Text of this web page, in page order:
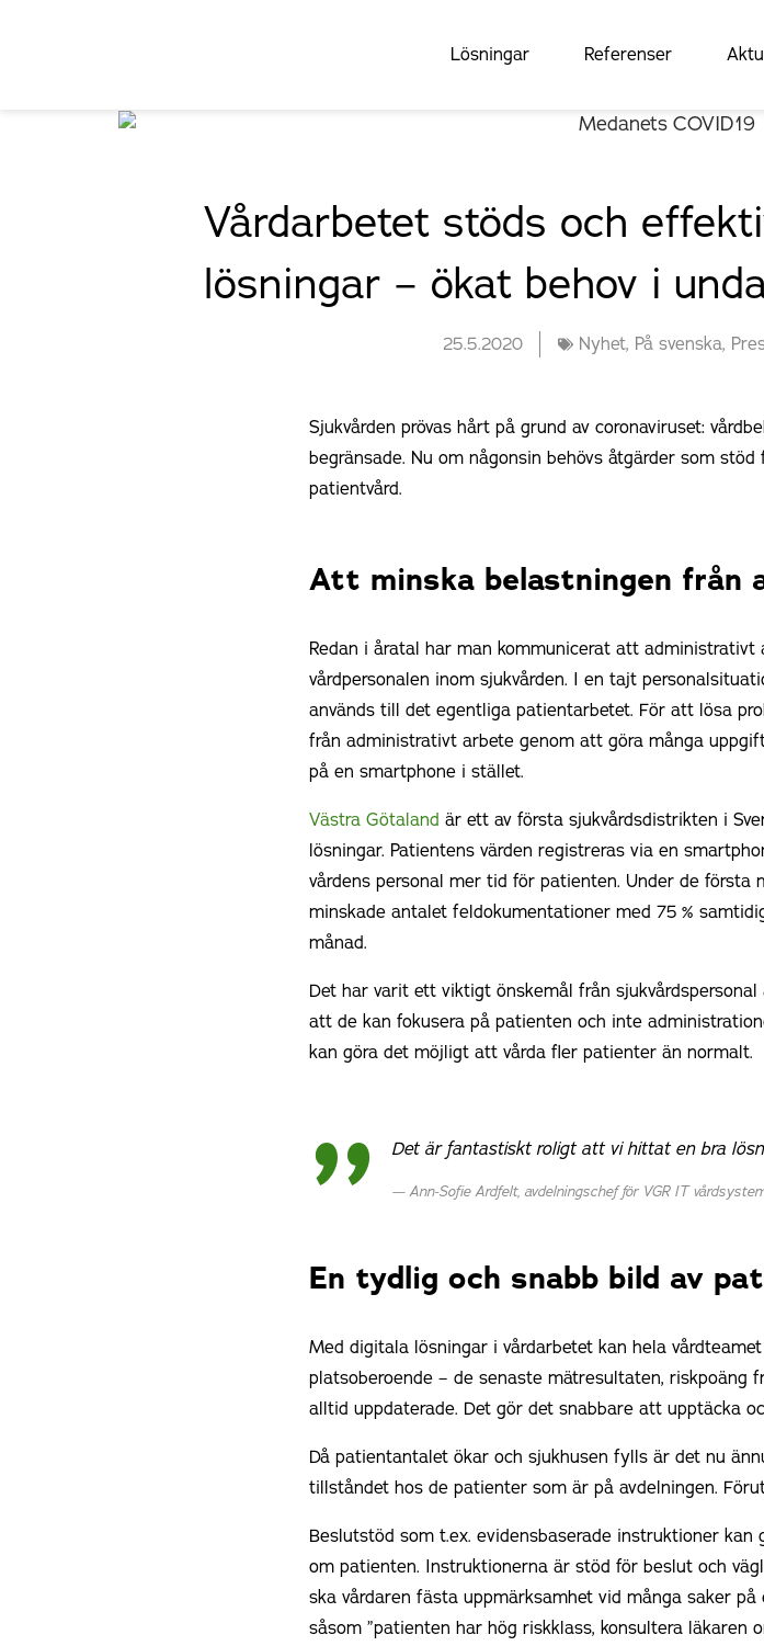
Lösningar Referenser
Vårdarbetet stöds och
lösningar – ökat behov i
25.5.2020 Nyhet, På svenska,
Sjukvården prövas hårt på grund av coronaviruset:
begränsade. Nu om någonsin behövs åtgärder som
patientvård.
Att minska belastningen
Redan i åratal har man kommunicerat att
vårdpersonalen inom sjukvården. I en tajt
används till det egentliga patientarbetet. För att lösa
från administrativt arbete genom att göra många
på en smartphone i stället.
Västra Götaland är ett av första sjukvårdsdistrikten i
lösningar. Patientens värden registreras via en
vårdens personal mer tid för patienten. Under de första
minskade antalet feldokumentationer med 75 %
månad.
Det har varit ett viktigt önskemål från
att de kan fokusera på patienten och inte
kan göra det möjligt att vårda fler patienter än normalt.
Det är fantastiskt roligt att vi hittat en bra
Ann-Sofie Ardfelt, avdelningschef för VGR IT
En tydlig och snabb bild av
Med digitala lösningar i vårdarbetet kan hela
platsoberoende – de senaste mätresultaten, riskpoäng
alltid uppdaterade. Det gör det snabbare att upptäcka
Då patientantalet ökar och sjukhusen fylls är det nu
tillståndet hos de patienter som är på avdelningen.
Beslutstöd som t.ex. evidensbaserade instruktioner
om patienten. Instruktionerna är stöd för beslut och
ska vårdaren fästa uppmärksamhet vid många saker
såsom ”patienten har hög riskklass, konsultera läkaren